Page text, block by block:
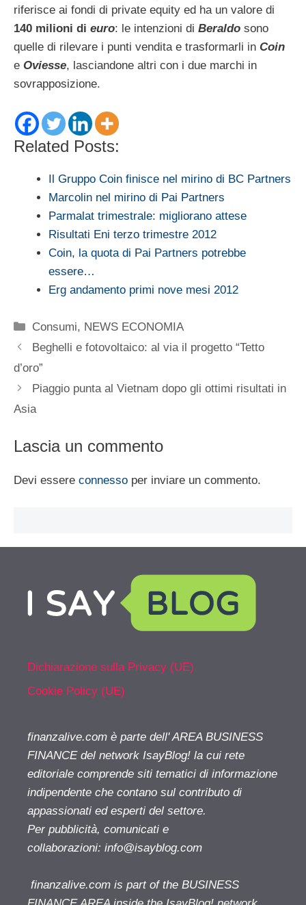
riferisce ai fondi di private equity ed ha un valore di
140 milioni di euro: le intenzioni di Beraldo sono
quelle di rilevare i punti vendita e trasformarli in Coin
e Oviesse, lasciandone altri con i due marchi in
sovrapposizione.
Related Posts:
Il Gruppo Coin finisce nel mirino di BC Partners
Marcolin nel mirino di Pai Partners
Parmalat trimestrale: migliorano attese
Risultati Eni terzo trimestre 2012
Coin, la quota di Pai Partners potrebbe
essere…
Erg andamento primi nove mesi 2012
Categorie
Consumi, NEWS ECONOMIA
Beghelli e fotovoltaico: al via il progetto “Tetto
d’oro”
Piaggio punta al Vietnam dopo gli ottimi risultati in
Asia
Lascia un commento
Devi essere connesso per inviare un commento.
Dichiarazione sulla Privacy (UE)
Cookie Policy (UE)
finanzalive.com è parte dell' AREA BUSINESS
FINANCE del network IsayBlog! la cui rete
editoriale comprende siti tematici di informazione
indipendente che contano sul contributo di
appassionati ed esperti del settore.
Per pubblicità, comunicati e
collaborazioni: info@isayblog.com
finanzalive.com is part of the BUSINESS